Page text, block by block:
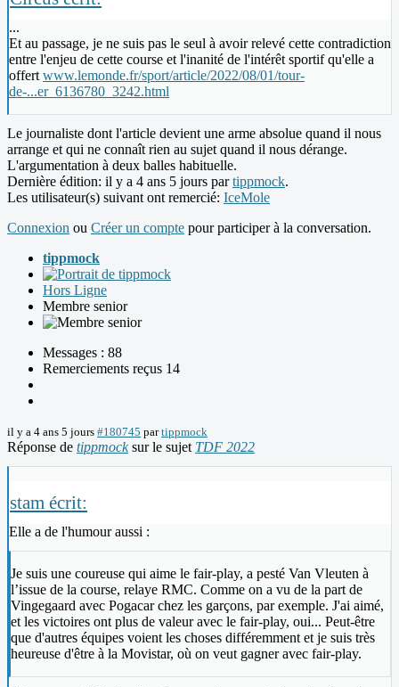
...
Et au passage, je ne suis pas le seul à avoir relevé cette contradiction
entre l'enjeu de cette course et l'inanité de l'intérêt sportif qu'elle a
offert www.lemonde.fr/sport/article/2022/08/01/tour-
de-...er_6136780_3242.html
Le journaliste dont l'article devient une arme absolue quand il nous
arrange et qui ne connaît rien au sujet quand il nous dérange.
L'argumentation à deux balles habituelle.
Dernière édition: il y a 4 ans 5 jours partippmock.
Les utilisateur(s) suivant ont remercié: IceMole
Connexion ou Créer un compte pour participer à la conversation.
tippmock
Hors Ligne
Membre senior
Messages : 88
Remerciements reçus 14
il y a 4 ans 5 jours #180745 partippmock
Réponse de tippmocksur le sujet TDF 2022
stam écrit:
Elle a de l'humour aussi :
Je suis une coureuse qui aime le fair-play, a pesté Van Vleuten à
l’issue de la course, relaye RMC. Comme on a vu de la part de
Vingegaard avec Pogacar chez les garçons, par exemple. J'ai aimé,
et les victoires ont plus de valeur avec le fair-play, oui... Peut-être
que d'autres équipes voient les choses différemment et je suis très
heureuse d'être à la Movistar, où on veut gagner avec fair-play.